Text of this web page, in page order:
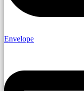
Envelope